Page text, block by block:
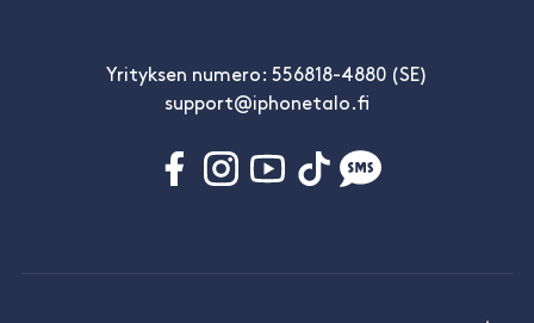
Yrityksen numero: 556818-4880 (SE)
support@iphonetalo.fi